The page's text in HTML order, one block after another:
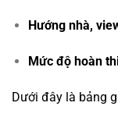
Hướng nhà,
Mức độ hoàn
Dưới đây là bảng